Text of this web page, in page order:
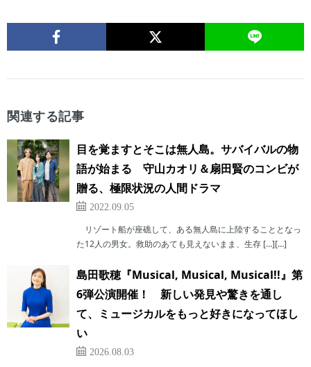
関連する記事
目を覚ますとそこは無人島。サバイバルの物
語が始まる 守山カオリ＆扇田賢のコンビが
贈る、極限状況の人間ドラマ
2022.09.05
リゾート船が座礁して、ある無人島に上陸することとなっ
た12人の男女。救助のあても見えないまま、生存 […][…]
島田歌穂『Musical, Musical, Musical!!』第
6弾公演開催！ 新しい発見や驚きを通し
て、ミュージカルをもっと好きになってほし
い
2026.08.03